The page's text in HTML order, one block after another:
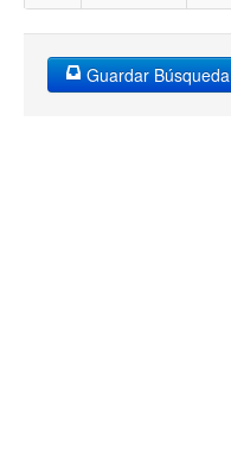
Guardar Búsqueda